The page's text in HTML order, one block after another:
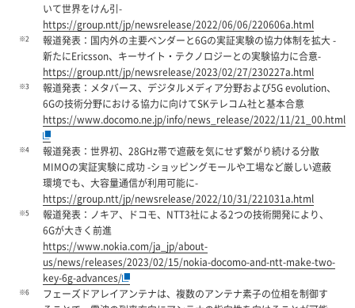
いて世界をけん引-
https://group.ntt/jp/newsrelease/2022/06/06/220606a.html
※2
報道発表：国内外の主要ベンダーと6Gの実証実験の協力体制を拡大 -
新たにEricsson、キーサイト・テクノロジーとの実験協力に合意-
https://group.ntt/jp/newsrelease/2023/02/27/230227a.html
※3
報道発表：メタバース、デジタルメディア分野および5G evolution、
6Gの技術分野における協力に向けてSKテレコム社と基本合意
https://www.docomo.ne.jp/info/news_release/2022/11/21_00.html
※4
報道発表：世界初、28GHz帯で遮蔽を気にせず繋がり続ける分散
MIMOの実証実験に成功 -ショッピングモールや工場など厳しい遮蔽
環境でも、大容量通信が利用可能に-
https://group.ntt/jp/newsrelease/2022/10/31/221031a.html
※5
報道発表：ノキア、ドコモ、NTT3社による2つの技術開発により、
6Gが大きく前進
https://www.nokia.com/ja_jp/about-
us/news/releases/2023/02/15/nokia-docomo-and-ntt-make-two-
key-6g-advances/
※6
フェーズドアレイアンテナは、複数のアンテナ素子の位相を制御す